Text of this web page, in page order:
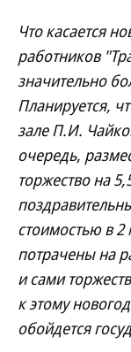
Что касается
работников
значительно
Планируется,
зале П.И.
очередь,
торжество на
стоимостью в 2
потрачены на
и сами
к этому
обойдется